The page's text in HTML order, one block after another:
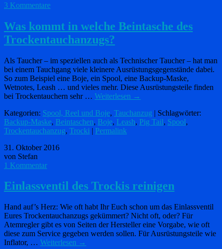
3 Kommentare
Was kommt in welche Beintasche des
Trockentauchanzugs?
Als Taucher – im speziellen auch als Technischer Taucher – hat man
bei einem Tauchgang viele kleinere Ausrüstungsgegenstände dabei.
So zum Beispiel eine Boje, ein Spool, eine Backup-Maske,
Wetnotes, Leash … und vieles mehr. Diese Ausrüstungsteile finden
bei Trockentauchern sehr … Weiterlesen →
Kategorien: Spool, Reel und Boje, Tauchanzug | Schlagwörter:
Backup-Maske, Beintaschen, Boje, Leash, Pig Tail, Spool,
Trockentauchanzug, Trocki | Permalink
31. Oktober 2016
von Stefan
1 Kommentar
Einlassventil des Trockis reinigen
Hand auf’s Herz: Wie oft habt Ihr Euch schon um das Einlassventil
Eures Trockentauchanzugs gekümmert? Nicht oft, oder? Für
Atemregler gibt es von Seiten der Hersteller eine Vorgabe, wie oft
diese zum Service gegeben werden sollen. Für Ausrüstungsteile wie
Inflator, … Weiterlesen →